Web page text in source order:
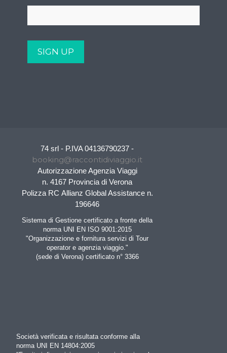
74 srl - P.IVA 04136790237 -
booking@raccontidiviaggio.it
Autorizzazione Agenzia Viaggi
n. 4167 Provincia di Verona
Polizza RC Allianz Global Assistance n.
196646
Sistema di Gestione certificato a fronte della
norma UNI EN ISO 9001:2015
"Organizzazione e fornitura servizi di Tour
operator e agenzia viaggio."
(sede di Verona) certificato n° 3366
Società verificata e risultata conforme alla
norma UNI EN 14804:2005